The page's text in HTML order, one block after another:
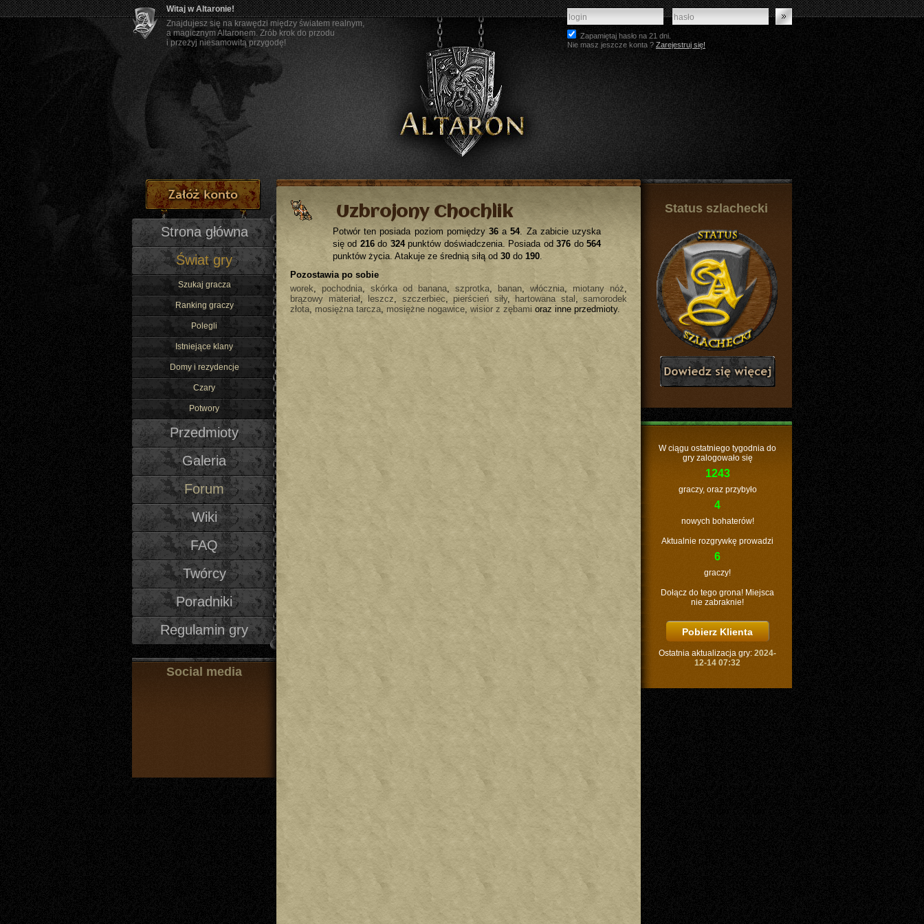
Witaj w Altaronie!
Znajdujesz się na krawędzi między światem realnym,
a magicznym Altaronem. Zrób krok do przodu
i przeżyj niesamowitą przygodę!
Zapamiętaj hasło na 21 dni.
Nie masz jeszcze konta ? Zarejestruj się!
Strona główna
Świat gry
Szukaj gracza
Ranking graczy
Polegli
Istniejące klany
Domy i rezydencje
Czary
Potwory
Przedmioty
Galeria
Forum
Wiki
FAQ
Twórcy
Poradniki
Regulamin gry
Social media
Uzbrojony Chochlik
Potwór ten posiada poziom pomiędzy 36 a54. Za zabicie uzyska
się od 216do 324punktów doświadczenia. Posiada od376 do564
punktów życia. Atakuje ze średnią siłą od 30 do 190.
Pozostawia po sobie
worek, pochodnia, skórka od banana, szprotka, banan, włócznia, miotany nóż,
brązowy materiał, leszcz, szczerbiec, pierścień siły, hartowana stal , samorodek
złota, mosiężna tarcza, mosiężne nogawice, wisior z zębami oraz inne przedmioty.
Status szlachecki
W ciągu ostatniego tygodnia do
gry zalogowało się
1243
graczy, oraz przybyło
4
nowych bohaterów!
Aktualnie rozgrywkę prowadzi
6
graczy!
Dołącz do tego grona! Miejsca
nie zabraknie!
Ostatnia aktualizacja gry: 2024-
12-14 07:32